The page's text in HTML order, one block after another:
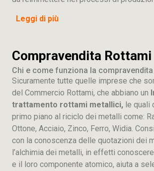
Leggi di più
Compravendita Rottami
Chi e come funziona la
Sicuramente tutte quelle imprese che
del Commercio Rottami, che abbiano un
trattamento rottami metallici, le quali
primo piano al riciclo dei metalli come:
Ottone, Acciaio, Zinco, Ferro, Widia.
con la conoscenza delle quotazioni dei
l’alchimia dei metalli, in effetti
e il loro componente atomico, aiuta a